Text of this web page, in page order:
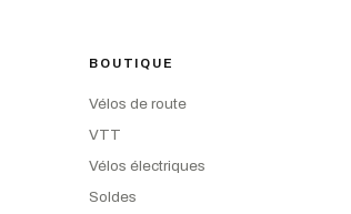
BOUTIQUE
Vélos de route
VTT
Vélos électriques
Soldes